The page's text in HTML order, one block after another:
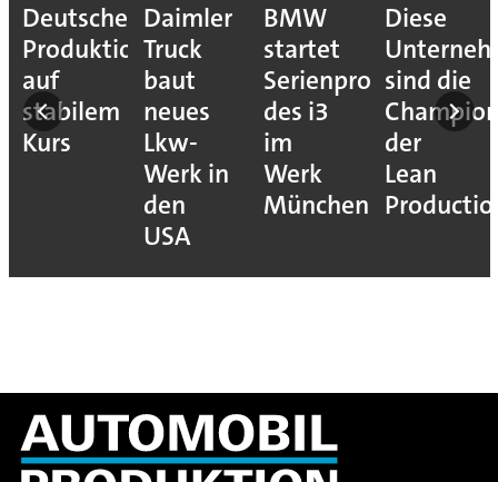
Deutsche
Produktion
auf
stabilem
Kurs
Daimler
Truck
baut
neues
Lkw-
Werk in
den
USA
BMW
startet
Serienproduktion
des i3
im
Werk
München
Diese
sind die
der
Lean